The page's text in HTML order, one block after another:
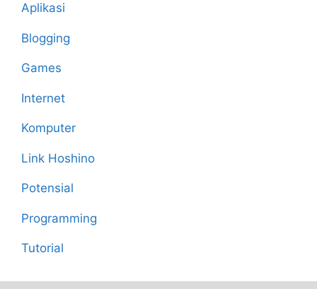
Aplikasi
Blogging
Games
Internet
Komputer
Link Hoshino
Potensial
Programming
Tutorial